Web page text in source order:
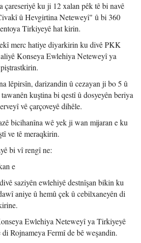
çareseriyê ku ji 12 xalan pêk tê bi navê
û Hevgirtina Neteweyî" û bi 360
Tirkiyeyê hat kirin.
merc hatiye diyarkirin ku divê PKK
Konseya Ewlehiya Neteweyî ya
lêpirsîn, darizandin û cezayan ji bo 5 û
kuştina bi qestî û dosyeyên beriya
vê çarçoveyê dihêle.
bicihanîna wê yek ji wan mijaran e ku
ve tê meraqkirin.
bi vî rengî ne:
e
saziyên ewlehiyê destnîşan bikin ku
aniye û hemû çek û cebilxaneyên di
Ewlehiya Neteweyî ya Tirkiyeyê
Rojnameya Fermî de bê weşandin.